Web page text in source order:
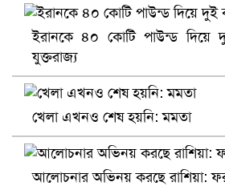
নানা সংকটে রিক্রুটিং এজেন্সি, হুমকির
ইরানকে ৪০ কোটি পাউন্ড দিয়ে
যুক্তরাজ্য
খেলা এখনও শেষ হয়নি: মমতা
আলোচনার অভিনয় করছে রাশিয়া: